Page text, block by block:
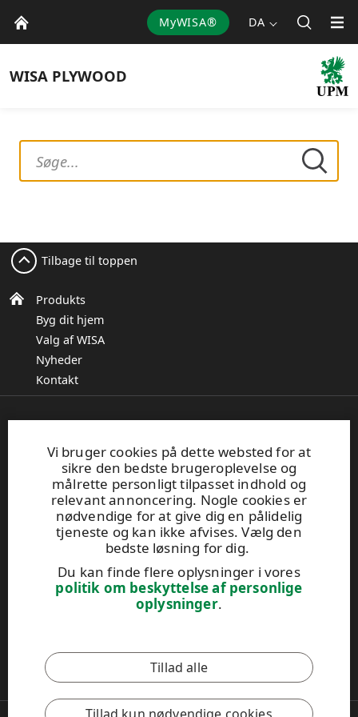
MyWISA® DA
WISA PLYWOOD
Vi bruger cookies på dette websted for at
sikre den bedste brugeroplevelse og
målrette personligt tilpasset indhold og
relevant annoncering. Nogle cookies er
nødvendige for at give dig en pålidelig
tjeneste og kan ikke afvises. Vælg den
bedste løsning for dig.
Du kan finde flere oplysninger i vores
politik om beskyttelse af personlige
oplysninger.
Tillad alle
Produkts
Byg dit hjem
Valg af WISA
Nyheder
Kontakt
Tilbage til toppen
Betonvej 10
DK-4000 Roskilde
Tel. +45 89 88 70 37
plywood.sales@upm.com
Find din forhandler
General Sales Conditions
UPM Code of Conduct
Dette websted er beskyttet af reCAPTCHA, ogGoogles
privatlivspolitik
servicevilkårgælder.